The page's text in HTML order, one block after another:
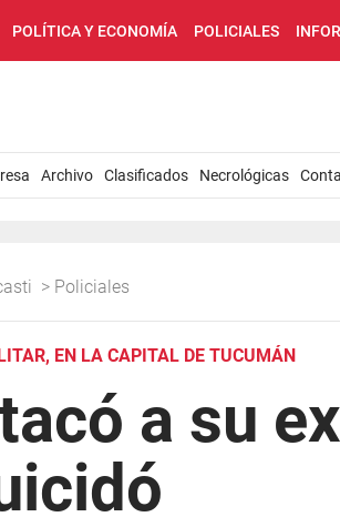
POLÍTICA Y ECONOMÍA POLICIALES
Archivo Clasificados Necrológicas
> Policiales
EN LA CAPITAL DE TUCUMÁN
a su